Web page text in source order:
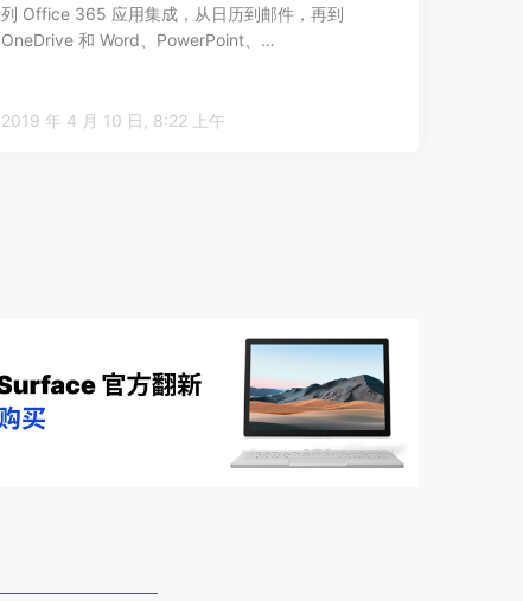
列 Office 365 应用集成，从日历到邮件，再到
OneDrive 和 Word、PowerPoint、…
2019 年 4 月 10 日, 8:22 上午